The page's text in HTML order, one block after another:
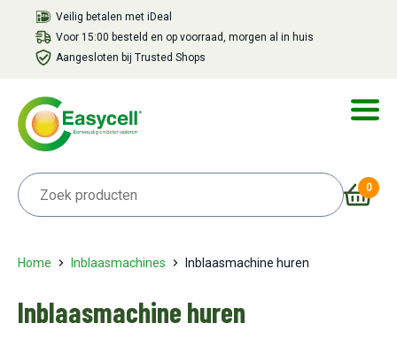
Veilig betalen met iDeal
Voor 15:00 besteld en op voorraad, morgen al in huis
Aangesloten bij Trusted Shops
0
Home Inblaasmachines Inblaasmachine huren
Inblaasmachine huren